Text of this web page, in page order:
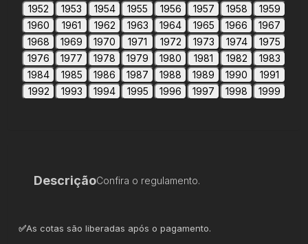
1952
1953 1954 1955 1956 1957 1958
1959
1960
1961 1962 1963 1964 1965 1966
1967
1968
1969 1970 1971 1972 1973 1974
1975
1976
1977 1978 1979 1980 1981 1982
1983
1984
1985 1986 1987 1988 1989 1990
1991
1992
1993 1994 1995 1996 1997 1998 1999
DescriçãoConfira o regulamento.
✅As cotas são liberadas após o pagamento.